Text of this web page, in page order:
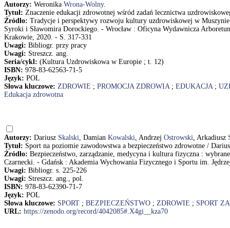
Autorzy: Weronika Wrona-Wolny.
Tytuł: Znaczenie edukacji zdrowotnej wśród zadań lecznictwa
Źródło: Tradycje i perspektywy rozwoju kultury uzdrowiskowej w
Syroki i Sławomira Dorockiego. - Wrocław : Oficyna Wydawnicza
Krakowie, 2020. - S. 317-331
Uwagi: Bibliogr. przy pracy
Uwagi: Streszcz. ang.
Seria/cykl: (Kultura Uzdrowiskowa w Europie ; t. 12)
ISBN: 978-83-62563-71-5
Język: POL
Słowa kluczowe: ZDROWIE ; PROMOCJA ZDROWIA; EDUKACJA;
Edukacja zdrowotna
Autorzy: Dariusz Skalski, Damian Kowalski, Andrzej Ostrowski, Arkadiusz
Tytuł: Sport na poziomie zawodowstwa a bezpieczeństwo zdrowotne /
Źródło: Bezpieczeństwo, zarządzanie, medycyna i kultura fizyczna :
Czarnecki. - Gdańsk : Akademia Wychowania Fizycznego i Sportu im.
Uwagi: Bibliogr. s. 225-226
Uwagi: Streszcz. ang., pol.
ISBN: 978-83-62390-71-7
Język: POL
Słowa kluczowe: SPORT ; BEZPIECZEŃSTWO ; ZDROWIE ; SPORT
URL: https://zenodo.org/record/4042085#.X4gi__kza70